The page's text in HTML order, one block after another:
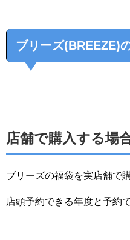
ブリーズ(BREEZE)
店舗で購入する場
ブリーズの福袋を実店舗で
店頭予約できる年度と予約